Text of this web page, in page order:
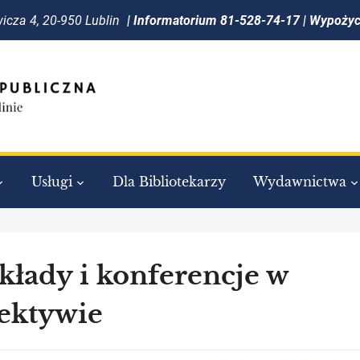
4, 20-950 Lublin | Informatorium 81-528-74-17 |
Usługi Dla Bibliotekarzy Wydawnictwa
i konferencje w